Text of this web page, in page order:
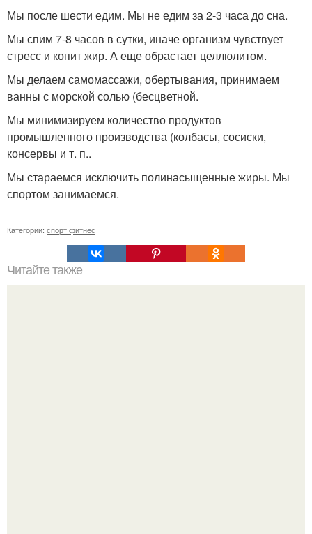
Мы после шести едим. Мы не едим за 2-3 часа до сна.
Мы спим 7-8 часов в сутки, иначе организм чувствует
стресс и копит жир. А еще обрастает целлюлитом.
Мы делаем самомассажи, обертывания, принимаем
ванны с морской солью (бесцветной.
Мы минимизируем количество продуктов
промышленного производства (колбасы, сосиски,
консервы и т. п..
Мы стараемся исключить полинасыщенные жиры. Мы
спортом занимаемся.
Категории: спорт фитнес
Читайте также